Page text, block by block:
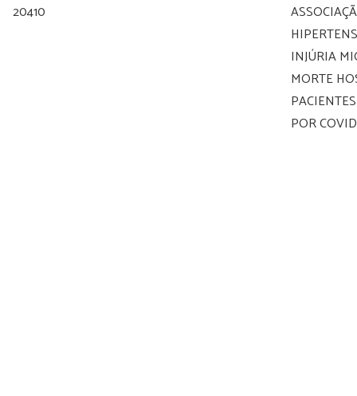
20410
INJÚRIA
MORTE
POR